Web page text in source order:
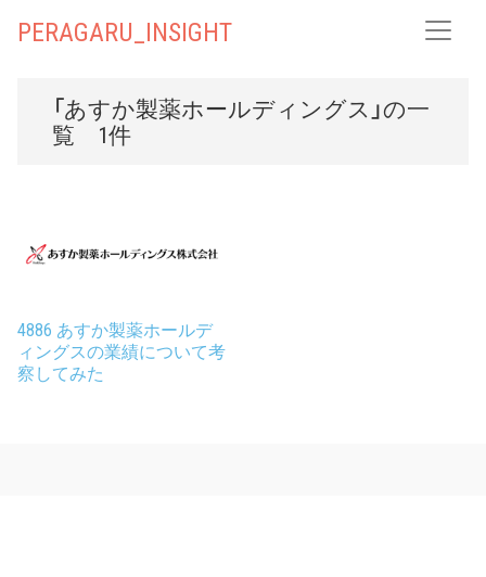
PERAGARU_INSIGHT
「あすか製薬ホールディングス」の一
覧 1件
4886 あすか製薬ホールデ
ィングスの業績について考
察してみた